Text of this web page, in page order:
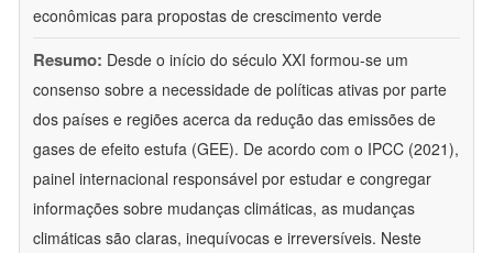
econômicas para propostas de crescimento verde
Resumo: Desde o início do século XXI formou-se um
consenso sobre a necessidade de políticas ativas por parte
dos países e regiões acerca da redução das emissões de
gases de efeito estufa (GEE). De acordo com o IPCC (2021),
painel internacional responsável por estudar e congregar
informações sobre mudanças climáticas, as mudanças
climáticas são claras, inequívocas e irreversíveis. Neste